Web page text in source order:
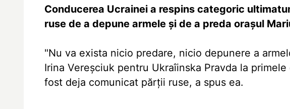
Conducerea Ucrainei a respins categoric
ruse de a depune armele şi de a preda oraşul
"Nu va exista nicio predare, nicio depunere a
Irina Vereşciuk pentru Ukraîinska Pravda la
fost deja comunicat părţii ruse, a spus ea.